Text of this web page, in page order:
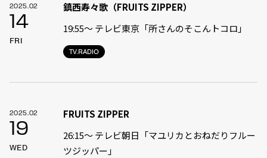
2025.02
14
FRI
TV.RADIO
鎮西寿々歌（FRUITS ZIPPER）
19:55〜 テレビ東京「所さんのそこんトコロ」
2025.02
19
WED
FRUITS ZIPPER
26:15～ テレビ朝日「マユリカとおねだりフルー
ツジッパー」